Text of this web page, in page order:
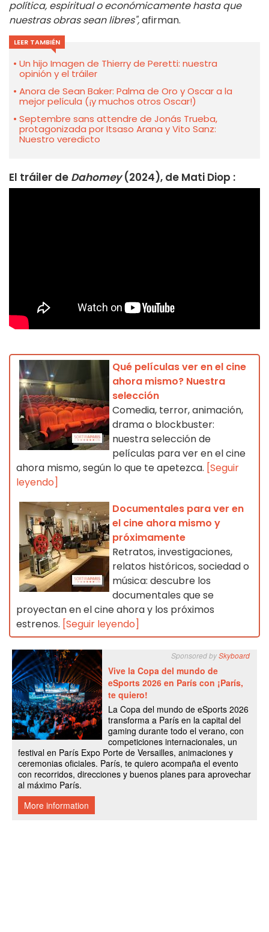
política, espiritual o económicamente hasta que
nuestras obras sean libres",afirman.
LEER TAMBIÉN
Un hijo Imagen de Thierry de Peretti: nuestra
opinión y el tráiler
Anora de Sean Baker: Palma de Oro y Oscar a la
mejor película (¡y muchos otros Oscar!)
Septembre sans attendre de Jonás Trueba,
protagonizada por Itsaso Arana y Vito Sanz:
Nuestro veredicto
El tráiler de Dahomey(2024), de Mati Diop :
Qué películas ver en el cine
ahora mismo? Nuestra
selección
Comedia, terror, animación,
drama o blockbuster:
nuestra selección de
películas para ver en el cine
ahora mismo, según lo que te apetezca. [Seguir
leyendo]
Documentales para ver en
el cine ahora mismo y
próximamente
Retratos, investigaciones,
relatos históricos, sociedad o
música: descubre los
documentales que se
proyectan en el cine ahora y los próximos
estrenos. [Seguir leyendo]